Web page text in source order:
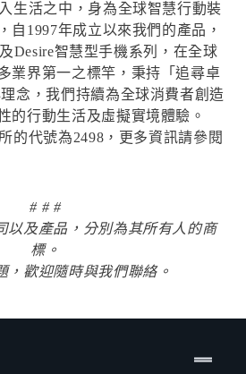
生活之中，身為全球智慧行動裝
自1997年成立以來我們的產品，
Desire智慧型手機系列，在全球
業界第一之標竿，秉持「追尋卓
念，我們持續為全球消費者創造
的行動生活及虛擬實境體驗。
的代號為2498，更多資訊請參閱
# # #
以及產品，分別為其所有人的商
標。
，歡迎隨時與我們聯絡。